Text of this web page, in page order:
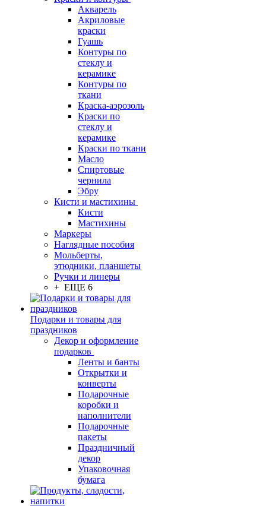
Акварель
Акриловые
краски
Гуашь
Контуры по
стеклу и
керамике
Контуры по
ткани
Краска-аэрозоль
Краски по
стеклу и
керамике
Краски по ткани
Масло
Спиртовые
чернила
Эбру
Кисти и мастихины
Кисти
Мастихины
Маркеры
Наглядные пособия
Мольберты,
этюдники, планшеты
Ручки и линеры
+ ЕЩЕ 6
Подарки и товары для
праздников
Декор и оформление
подарков
Ленты и банты
Открытки и
конверты
Подарочные
коробки и
наполнители
Подарочные
пакеты
Праздничный
декор
Упаковочная
бумага